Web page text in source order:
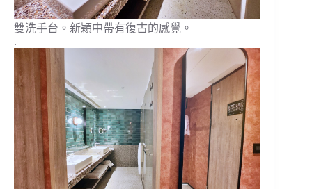
雙洗手台。新穎中帶有復古的感覺。
.